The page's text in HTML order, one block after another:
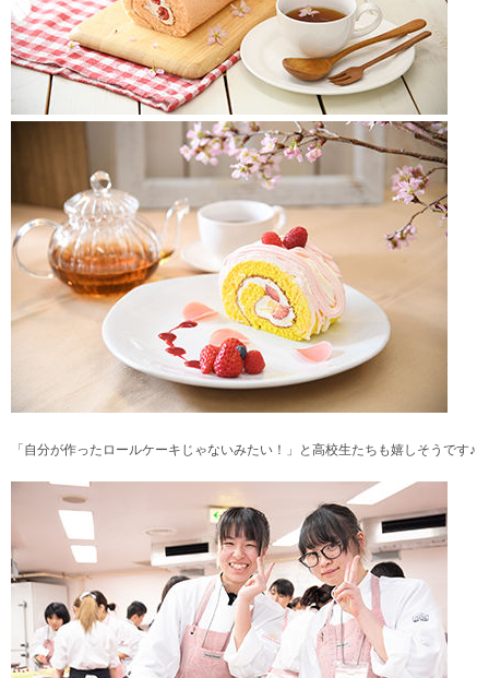
「自分が作ったロールケーキじゃないみたい！」と高校生たちも嬉しそうです♪